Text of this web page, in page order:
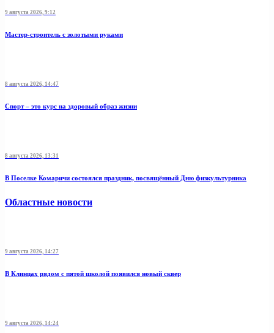
9 августа 2026, 9:12
Мастер-строитель с золотыми руками
8 августа 2026, 14:47
Спорт – это курс на здоровый образ жизни
8 августа 2026, 13:31
В Поселке Комаричи состоялся праздник, посвящённый Дню физкультурника
Областные новости
9 августа 2026, 14:27
В Клинцах рядом с пятой школой появился новый сквер
9 августа 2026, 14:24